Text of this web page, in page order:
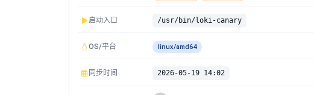
启动入口 /usr/bin/loki-canary
OS/平台 linux/amd64
同步时间 2026-05-19 14:02